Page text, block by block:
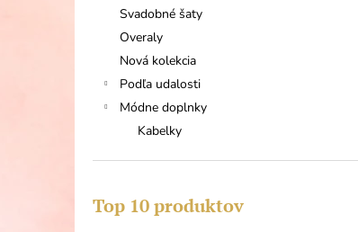
Svadobné šaty
Overaly
Nová kolekcia
Podľa udalosti
Módne doplnky
Kabelky
Top 10 produktov
DLHÉ ČIERNE TRBLIETAVÉ TYLOVÉ
ŠATY S PREKLADANÝM DEKOLTOM A